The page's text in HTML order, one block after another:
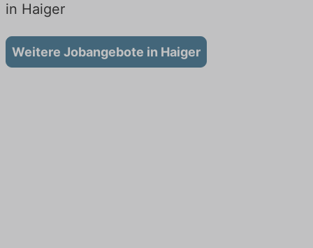
in Haiger
Weitere Jobangebote in Haiger